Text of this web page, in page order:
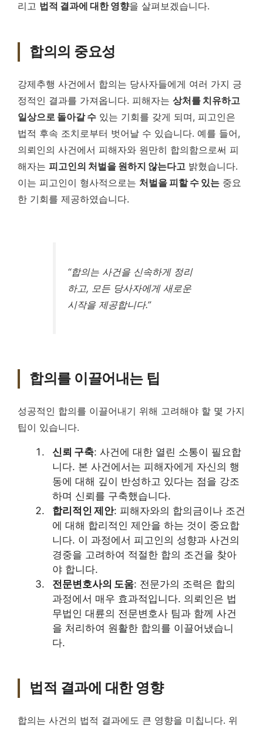
리고 법적 결과에 대한 영향을 살펴보겠습니다.
합의의 중요성
강제추행 사건에서 합의는 당사자들에게 여러 가지 긍
정적인 결과를 가져옵니다. 피해자는 상처를 치유하고
일상으로 돌아갈 수 있는 기회를 갖게 되며, 피고인은
법적 후속 조치로부터 벗어날 수 있습니다. 예를 들어,
의뢰인의 사건에서 피해자와 원만히 합의함으로써 피
해자는 피고인의 처벌을 원하지 않는다고 밝혔습니다.
이는 피고인이 형사적으로는 처벌을 피할 수 있는 중요
한 기회를 제공하였습니다.
“합의는 사건을 신속하게 정리
하고, 모든 당사자에게 새로운
시작을 제공합니다.”
합의를 이끌어내는 팁
성공적인 합의를 이끌어내기 위해 고려해야 할 몇 가지
팁이 있습니다.
신뢰 구축: 사건에 대한 열린 소통이 필요합
니다. 본 사건에서는 피해자에게 자신의 행
동에 대해 깊이 반성하고 있다는 점을 강조
하며 신뢰를 구축했습니다.
합리적인 제안: 피해자와의 합의금이나 조건
에 대해 합리적인 제안을 하는 것이 중요합
니다. 이 과정에서 피고인의 성향과 사건의
경중을 고려하여 적절한 합의 조건을 찾아
야 합니다.
전문변호사의 도움: 전문가의 조력은 합의
과정에서 매우 효과적입니다. 의뢰인은 법
무법인 대륜의 전문변호사 팀과 함께 사건
을 처리하여 원활한 합의를 이끌어냈습니
다.
법적 결과에 대한 영향
합의는 사건의 법적 결과에도 큰 영향을 미칩니다. 위